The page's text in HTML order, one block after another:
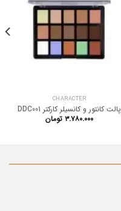
CHARACTER
پالت کانتور و کانسیلر کارکتر DDC001
۳.۷۸۰.۰۰۰ تومان